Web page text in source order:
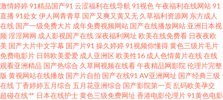
费国产午 亚洲中文成 国产开嫩苞视频 日韩一区二区不卡 av福利老司机 美乳
尤物一区三区久久精品视频 亚洲视频在线日韩 国产亚洲一级在线 天天夜夜
成全视频在线观看高清动漫 欧美网站在线播放 中文字幕巨大的乳专区 国产在
线观看中文字幕 视频二区 白丝自慰在线 欧美精品亚洲精 怡红院网站 国内精
激情婷婷91精品国产91 云涩福利在线导航 91视色午夜福利在线网站91
直播 91处女伊人网青青草 国产又爽又黄又无 久草福利资源网 东方成人
在线 国产一级免费大片 成年免费视频网站 国产在线播放网站 亚洲日本视
频 淫淫网网 成人影视国产在线深夜福利网址 欧美在线免费看 日夜夜欧
美 国产大片中文字幕 国产片91 操久婷婷91视频你懂得黄色三级片毛片
免费电影片 日韩欧美爱爱 成人亚洲区欧美性16 成人色情黄片在线在线
观看亚洲精品 国产热综合 久草网视频在线看午夜精品网影院 伦理片完整
版 黄视网站在线播放 国产片自拍 国产在线91 AV亚洲网址 国产经典三级
在线丁香婷婷五月综合 五月花亚洲综合 国产影院第一页乱码欧美孕交
超碰在线艹 日本在线护士黄色三级免费网址 香港电影伦理片91黄色电影